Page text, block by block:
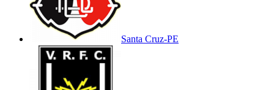
Santa Cruz-PE